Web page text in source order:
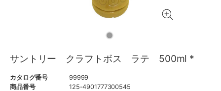
サントリー クラフトボス ラテ 500ml *
カタログ番号
99999
商品番号
125-4901777300545